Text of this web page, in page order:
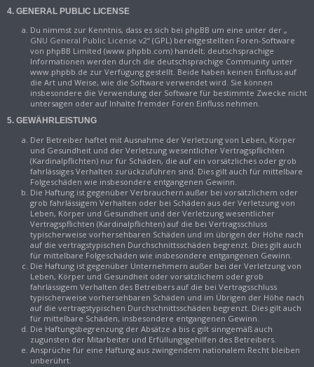
4. GENERAL PUBLIC LICENSE
Du nimmst zur Kenntnis, dass es sich bei phpBB um eine unter der „
GNU General Public License v2“ (GPL) bereitgestellten Foren-Software
von phpBB Limited (www.phpbb.com) handelt; deutschsprachige
Informationen werden durch die deutschsprachige Community unter
www.phpbb.de zur Verfügung gestellt. Beide haben keinen Einfluss auf
die Art und Weise, wie die Software verwendet wird. Sie können
insbesondere die Verwendung der Software für bestimmte Zwecke nicht
untersagen oder auf Inhalte fremder Foren Einfluss nehmen.
5. GEWÄHRLEISTUNG
Der Betreiber haftet mit Ausnahme der Verletzung von Leben, Körper
und Gesundheit und der Verletzung wesentlicher Vertragspflichten
(Kardinalpflichten) nur für Schäden, die auf ein vorsätzliches oder grob
fahrlässiges Verhalten zurückzuführen sind. Dies gilt auch für mittelbare
Folgeschäden wie insbesondere entgangenen Gewinn.
Die Haftung ist gegenüber Verbrauchern außer bei vorsätzlichem oder
grob fahrlässigem Verhalten oder bei Schäden aus der Verletzung von
Leben, Körper und Gesundheit und der Verletzung wesentlicher
Vertragspflichten (Kardinalpflichten) auf die bei Vertragsschluss
typischerweise vorhersehbaren Schäden und im übrigen der Höhe nach
auf die vertragstypischen Durchschnittsschäden begrenzt. Dies gilt auch
für mittelbare Folgeschäden wie insbesondere entgangenen Gewinn.
Die Haftung ist gegenüber Unternehmern außer bei der Verletzung von
Leben, Körper und Gesundheit oder vorsätzlichem oder grob
fahrlässigem Verhalten des Betreibers auf die bei Vertragsschluss
typischerweise vorhersehbaren Schäden und im Übrigen der Höhe nach
auf die vertragstypischen Durchschnittsschäden begrenzt. Dies gilt auch
für mittelbare Schäden, insbesondere entgangenen Gewinn.
Die Haftungsbegrenzung der Absätze a bis c gilt sinngemäß auch
zugunsten der Mitarbeiter und Erfüllungsgehilfen des Betreibers.
Ansprüche für eine Haftung aus zwingendem nationalem Recht bleiben
unberührt.